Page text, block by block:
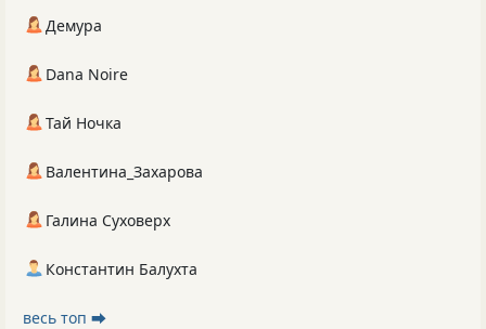
Демура
Dana Noire
Тай Ночка
Валентина_Захарова
Галина Суховерх
Константин Балухта
весь топ ⮕